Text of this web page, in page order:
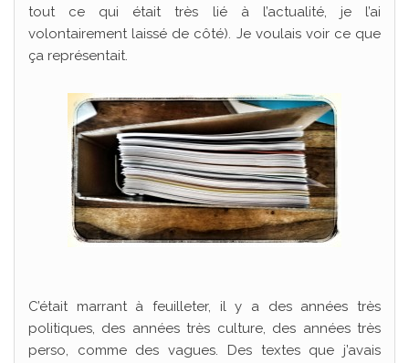
tout ce qui était très lié à l’actualité, je l’ai
volontairement laissé de côté). Je voulais voir ce que
ça représentait.
C’était marrant à feuilleter, il y a des années très
politiques, des années très culture, des années très
perso, comme des vagues. Des textes que j’avais